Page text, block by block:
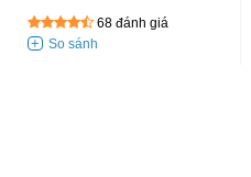
68 đánh giá